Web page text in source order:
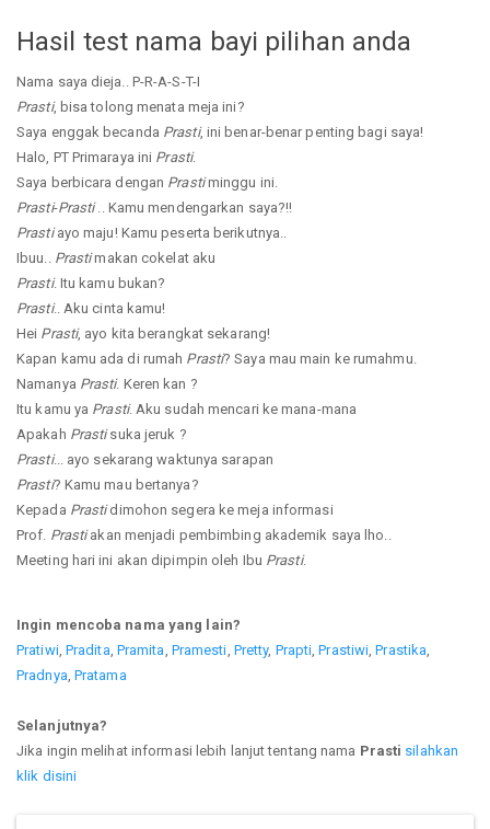
Hasil test nama bayi pilihan anda
Nama saya dieja.. P-R-A-S-T-I
Prasti, bisa tolong menata meja ini?
Saya enggak becanda Prasti, ini benar-benar penting bagi saya!
Halo, PT Primaraya ini Prasti.
Saya berbicara dengan Prastiminggu ini.
Prasti-Prasti.. Kamu mendengarkan saya?!!
Prastiayo maju! Kamu peserta berikutnya..
Ibuu.. Prastimakan cokelat aku
Prasti. Itu kamu bukan?
Prasti.. Aku cinta kamu!
Hei Prasti, ayo kita berangkat sekarang!
Kapan kamu ada di rumah Prasti? Saya mau main ke rumahmu.
Namanya Prasti. Keren kan ?
Itu kamu ya Prasti. Aku sudah mencari ke mana-mana
Apakah Prastisuka jeruk ?
Prasti... ayo sekarang waktunya sarapan
Prasti? Kamu mau bertanya?
Kepada Prastidimohon segera ke meja informasi
Prof. Prastiakan menjadi pembimbing akademik saya lho..
Meeting hari ini akan dipimpin oleh Ibu Prasti.
Ingin mencoba nama yang lain?
Pratiwi, Pradita Pramita Pramesti Pretty, Prapti ,Prastiwi ,Prastika
Pradnya Pratama
Selanjutnya?
Jika ingin melihat informasi lebih lanjut tentang nama Prasti silahkan
klik disini